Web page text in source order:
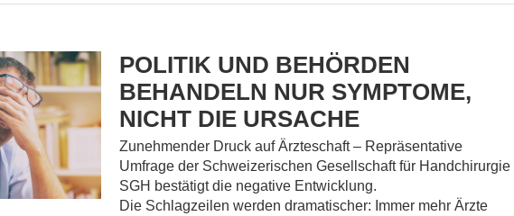
POLITIK UND BEHÖRDEN
BEHANDELN NUR SYMPTOME,
NICHT DIE URSACHE
Zunehmender Druck auf Ärzteschaft – Repräsentative
Umfrage der Schweizerischen Gesellschaft für Handchirurgie
SGH bestätigt die negative Entwicklung.
Die Schlagzeilen werden dramatischer: Immer mehr Ärzte